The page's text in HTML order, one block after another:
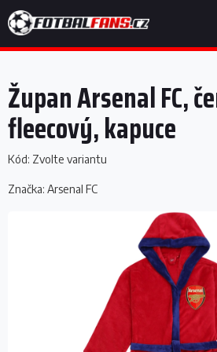
na
obsah
Župan Arsenal FC,
fleecový, kapuce
Kód: Zvolte variantu
Značka: Arsenal FC